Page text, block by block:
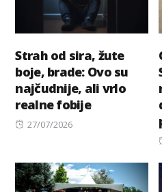
Strah od sira, žute
boje, brade: Ovo su
najčudnije, ali vrlo
realne fobije
Posted
27/07/2026